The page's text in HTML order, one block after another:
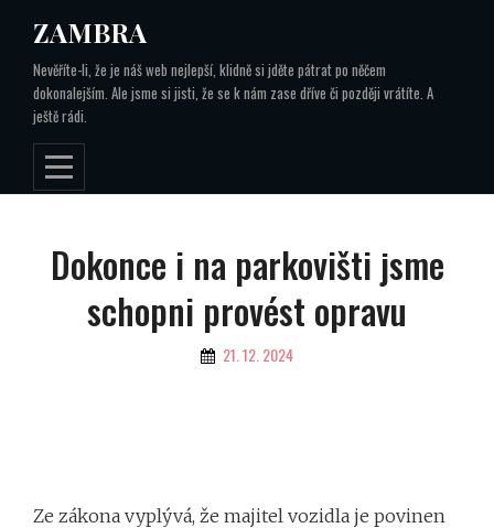
content
ZAMBRA
Nevěříte-li, že je náš web nejlepší, klidně si jděte pátrat po něčem
dokonalejším. Ale jsme si jisti, že se k nám zase dříve či později vrátíte. A
ještě rádi.
Dokonce i na parkovišti jsme
schopni provést opravu
By 21. 12. 2024
Ze zákona vyplývá, že majitel vozidla je povinen
Navigace
pro
příspěvek